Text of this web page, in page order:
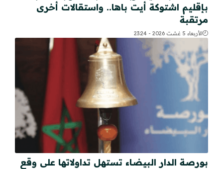
بإقليم اشتوكة أيت باها.. واستقالات أخرى
مرتقبة
الأربعاء 5 غشت 2026 - 23:24
بورصة الدار البيضاء تستهل تداولاتها على وقع